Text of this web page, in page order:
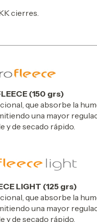
cierres.
(150 grs)
que absorbe la
una mayor
y de secado rápido.
LIGHT (125 grs)
que absorbe la
una mayor
y de secado rápido.